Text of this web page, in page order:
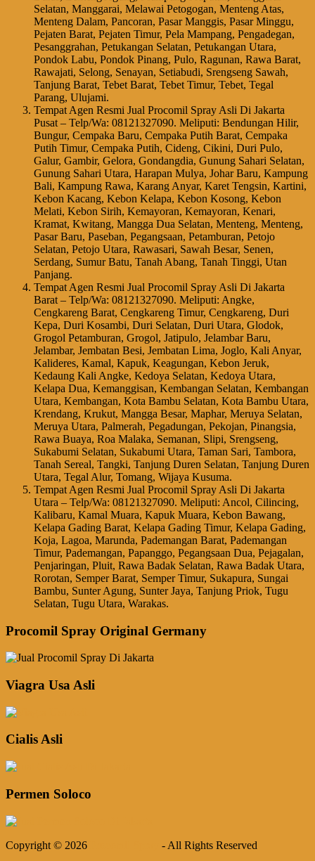
Selatan, Manggarai, Melawai Petogogan, Menteng Atas,
Menteng Dalam, Pancoran, Pasar Manggis, Pasar Minggu,
Pejaten Barat, Pejaten Timur, Pela Mampang, Pengadegan,
Pesanggrahan, Petukangan Selatan, Petukangan Utara,
Pondok Labu, Pondok Pinang, Pulo, Ragunan, Rawa Barat,
Rawajati, Selong, Senayan, Setiabudi, Srengseng Sawah,
Tanjung Barat, Tebet Barat, Tebet Timur, Tebet, Tegal
Parang, Ulujami.
Tempat Agen Resmi Jual Procomil Spray Asli Di Jakarta
Pusat – Telp/Wa: 08121327090. Meliputi: Bendungan Hilir,
Bungur, Cempaka Baru, Cempaka Putih Barat, Cempaka
Putih Timur, Cempaka Putih, Cideng, Cikini, Duri Pulo,
Galur, Gambir, Gelora, Gondangdia, Gunung Sahari Selatan,
Gunung Sahari Utara, Harapan Mulya, Johar Baru, Kampung
Bali, Kampung Rawa, Karang Anyar, Karet Tengsin, Kartini,
Kebon Kacang, Kebon Kelapa, Kebon Kosong, Kebon
Melati, Kebon Sirih, Kemayoran, Kemayoran, Kenari,
Kramat, Kwitang, Mangga Dua Selatan, Menteng, Menteng,
Pasar Baru, Paseban, Pegangsaan, Petamburan, Petojo
Selatan, Petojo Utara, Rawasari, Sawah Besar, Senen,
Serdang, Sumur Batu, Tanah Abang, Tanah Tinggi, Utan
Panjang.
Tempat Agen Resmi Jual Procomil Spray Asli Di Jakarta
Barat – Telp/Wa: 08121327090. Meliputi: Angke,
Cengkareng Barat, Cengkareng Timur, Cengkareng, Duri
Kepa, Duri Kosambi, Duri Selatan, Duri Utara, Glodok,
Grogol Petamburan, Grogol, Jatipulo, Jelambar Baru,
Jelambar, Jembatan Besi, Jembatan Lima, Joglo, Kali Anyar,
Kalideres, Kamal, Kapuk, Keagungan, Kebon Jeruk,
Kedaung Kali Angke, Kedoya Selatan, Kedoya Utara,
Kelapa Dua, Kemanggisan, Kembangan Selatan, Kembangan
Utara, Kembangan, Kota Bambu Selatan, Kota Bambu Utara,
Krendang, Krukut, Mangga Besar, Maphar, Meruya Selatan,
Meruya Utara, Palmerah, Pegadungan, Pekojan, Pinangsia,
Rawa Buaya, Roa Malaka, Semanan, Slipi, Srengseng,
Sukabumi Selatan, Sukabumi Utara, Taman Sari, Tambora,
Tanah Sereal, Tangki, Tanjung Duren Selatan, Tanjung Duren
Utara, Tegal Alur, Tomang, Wijaya Kusuma.
Tempat Agen Resmi Jual Procomil Spray Asli Di Jakarta
Utara – Telp/Wa: 08121327090. Meliputi: Ancol, Cilincing,
Kalibaru, Kamal Muara, Kapuk Muara, Kebon Bawang,
Kelapa Gading Barat, Kelapa Gading Timur, Kelapa Gading,
Koja, Lagoa, Marunda, Pademangan Barat, Pademangan
Timur, Pademangan, Papanggo, Pegangsaan Dua, Pejagalan,
Penjaringan, Pluit, Rawa Badak Selatan, Rawa Badak Utara,
Rorotan, Semper Barat, Semper Timur, Sukapura, Sungai
Bambu, Sunter Agung, Sunter Jaya, Tanjung Priok, Tugu
Selatan, Tugu Utara, Warakas.
Procomil Spray Original Germany
Viagra Usa Asli
Cialis Asli
Permen Soloco
Copyright © 2026 - All Rights Reserved